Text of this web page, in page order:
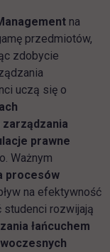
na
przedmiotów,
zdobycie
uczą się o
prawne
Ważnym
procesów
na efektywność
studenci rozwijają
łańcuchem